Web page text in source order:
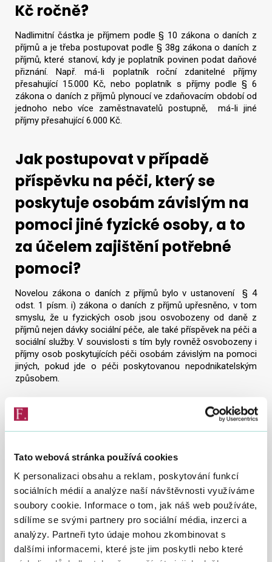
Tato webová stránka používá cookies
K personalizaci obsahu a reklam, poskytování funkcí
sociálních médií a analýze naší návštěvnosti využíváme
soubory cookie. Informace o tom, jak náš web používáte,
sdílíme se svými partnery pro sociální média, inzerci a
analýzy. Partneři tyto údaje mohou zkombinovat s
dalšími informacemi, které jste jim poskytli nebo které
Kč ročně?
Nadlimitní částka je příjmem podle § 10 zákona o daních z
příjmů a je třeba postupovat podle § 38g zákona o daních z
příjmů, které stanoví, kdy je poplatník povinen podat daňové
přiznání. Např. má-li poplatník roční zdanitelné příjmy
přesahující 15.000 Kč, nebo poplatník s příjmy podle § 6
zákona o daních z příjmů plynoucí ve zdaňovacím období od
jednoho nebo více zaměstnavatelů postupně, má-li jiné
příjmy přesahující 6.000 Kč.
Jak postupovat v případě
příspěvku na péči, který se
poskytuje osobám závislým na
pomoci jiné fyzické osoby, a to
za účelem zajištění potřebné
pomoci?
Novelou zákona o daních z příjmů bylo v ustanovení § 4
odst. 1 písm. i) zákona o daních z příjmů upřesněno, v tom
smyslu, že u fyzických osob jsou osvobozeny od daně z
příjmů nejen dávky sociální péče, ale také příspěvek na péči a
sociální služby. V souvislosti s tím byly rovněž osvobozeny i
příjmy osob poskytujících péči osobám závislým na pomoci
jiných, pokud jde o péči poskytovanou nepodnikatelským
způsobem.
Jsou dávky v hmotné nouzi
příjmem podle zákona o daních
z příjmů, který podléhá
zdanění?
Dávky pomoci v hmotné nouzi byly zavedeny zákonem č.
111/2006 Sb. zákon o pomoci v hmotné nouzi a jedná se o
příspěvek na živobytí, doplatek na bydlení a mimořádnou
okamžitou pomoc. Tyto dávky jsou podle § 4 odst. 1 písm. i)
zákona o daních z příjmů u fyzických osob osvobozeny od